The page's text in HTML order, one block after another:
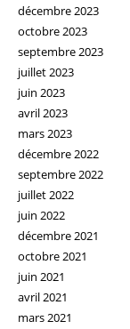
décembre 2023
octobre 2023
septembre 2023
juillet 2023
juin 2023
avril 2023
mars 2023
décembre 2022
septembre 2022
juillet 2022
juin 2022
décembre 2021
octobre 2021
juin 2021
avril 2021
mars 2021